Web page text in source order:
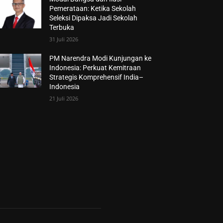
Pemerataan: Ketika Sekolah
Seleksi Dipaksa Jadi Sekolah
Terbuka
31 Juli 2026
PM Narendra Modi Kunjungan ke
Indonesia: Perkuat Kemitraan
Strategis Komprehensif India–
Indonesia
21 Juli 2026